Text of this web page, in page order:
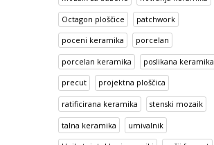
Octagon ploščice patchwork
poceni keramika porcelan
porcelan keramika poslikana keramika
precut projektna ploščica
ratificirana keramika stenski mozaik
talna keramika umivalnik